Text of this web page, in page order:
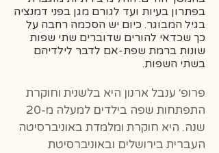
בפתרון בעיות ועד לגורם מגן בפני דמנציה
בגיל המבוגר. כיום יש הסכמה רחבה על
כך שכדאי להורים שדוברים שתי שפות
שונות ברמת שפת-אם לדבר לילדיהם
בשתי השפות.
פרופ׳ ענבל ארנון היא בלשנית וחוקרת
התפתחות שפה בילדים למעלה מ-20
שנה. היא חוקרת ומלמדת באוניברסיטה
העברית בירושלים ובאוניברסיטת